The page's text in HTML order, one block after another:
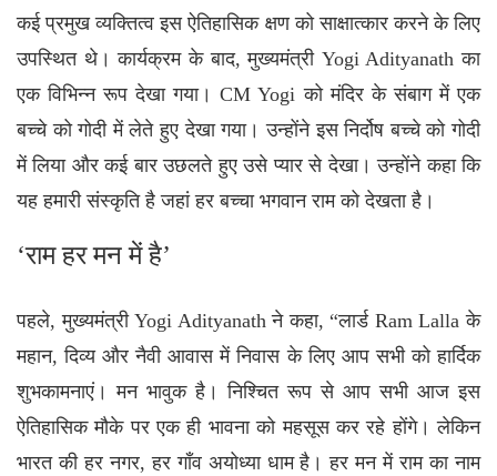
कई प्रमुख व्यक्तित्व इस ऐतिहासिक क्षण को साक्षात्कार करने के लिए
उपस्थित थे। कार्यक्रम के बाद, मुख्यमंत्री Yogi Adityanath का
एक विभिन्न रूप देखा गया। CM Yogi को मंदिर के संबाग में एक
बच्चे को गोदी में लेते हुए देखा गया। उन्होंने इस निर्दोष बच्चे को गोदी
में लिया और कई बार उछलते हुए उसे प्यार से देखा। उन्होंने कहा कि
यह हमारी संस्कृति है जहां हर बच्चा भगवान राम को देखता है।
‘राम हर मन में है’
पहले, मुख्यमंत्री Yogi Adityanath ने कहा, “लार्ड Ram Lalla के
महान, दिव्य और नैवी आवास में निवास के लिए आप सभी को हार्दिक
शुभकामनाएं। मन भावुक है। निश्चित रूप से आप सभी आज इस
ऐतिहासिक मौके पर एक ही भावना को महसूस कर रहे होंगे। लेकिन
भारत की हर नगर, हर गाँव अयोध्या धाम है। हर मन में राम का नाम